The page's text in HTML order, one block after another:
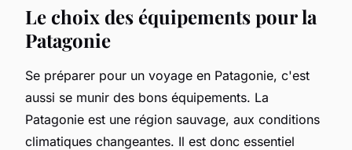
Le choix des équipements pour la
Patagonie
Se préparer pour un voyage en Patagonie, c'est
aussi se munir des bons équipements. La
Patagonie est une région sauvage, aux conditions
climatiques changeantes. Il est donc essentiel